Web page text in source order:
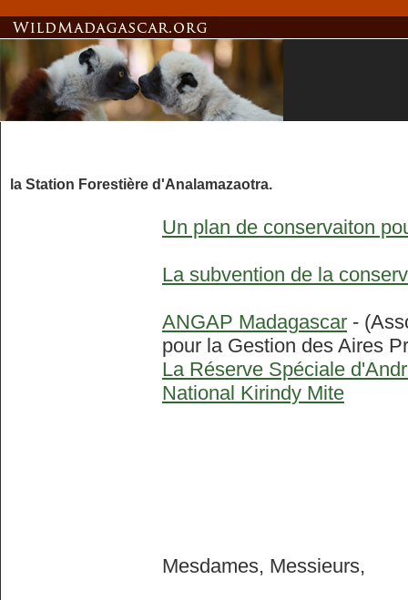
la Station Forestière d'Analamazaotra.
Un plan de conservaiton
La subvention de la
ANGAP Madagascar -
pour la Gestion des Aires
La Réserve Spéciale
National Kirindy Mite
Mesdames, Messieurs,